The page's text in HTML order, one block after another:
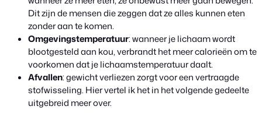
Dit zijn de mensen die zeggen dat ze alles kunnen eten
zonder aan te komen.
Omgevingstemperatuur: wanneer je lichaam wordt
blootgesteld aan kou, verbrandt het meer calorieën om te
voorkomen dat je lichaamstemperatuur daalt.
Afvallen: gewicht verliezen zorgt voor een vertraagde
stofwisseling. Hier vertel ik het in het volgende gedeelte
uitgebreid meer over.